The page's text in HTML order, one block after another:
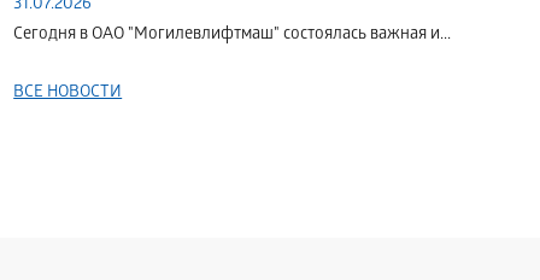
31.07.2026
Сегодня в ОАО "Могилевлифтмаш" состоялась важная и...
ВСЕ НОВОСТИ